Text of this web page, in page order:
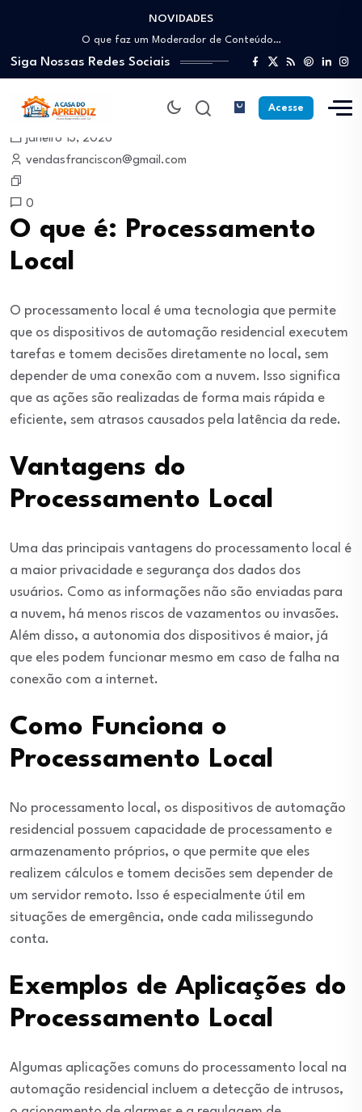
NOVIDADES
Como trabalhar como Estoquista: O guia para…
O que faz um Moderador de Conteúdo…
Como ser um Afiliado de Sucesso trabalhando…
Como dar Aulas Particulares Online e viver…
Profissão Instalador Solar: Como entrar no mercado…
Como trabalhar como Estoquista: O guia para…
O que faz um Moderador de Conteúdo…
Como ser um Afiliado de Sucesso trabalhando…
Siga Nossas Redes Sociais
Acesse
janeiro 13, 2026
vendasfranciscon@gmail.com
0
O que é: Processamento
Local
O processamento local é uma tecnologia que permite
que os dispositivos de automação residencial executem
tarefas e tomem decisões diretamente no local, sem
depender de uma conexão com a nuvem. Isso significa
que as ações são realizadas de forma mais rápida e
eficiente, sem atrasos causados pela latência da rede.
Vantagens do
Processamento Local
Uma das principais vantagens do processamento local é
a maior privacidade e segurança dos dados dos
usuários. Como as informações não são enviadas para
a nuvem, há menos riscos de vazamentos ou invasões.
Além disso, a autonomia dos dispositivos é maior, já
que eles podem funcionar mesmo em caso de falha na
conexão com a internet.
Como Funciona o
Processamento Local
No processamento local, os dispositivos de automação
residencial possuem capacidade de processamento e
armazenamento próprios, o que permite que eles
realizem cálculos e tomem decisões sem depender de
um servidor remoto. Isso é especialmente útil em
situações de emergência, onde cada milissegundo
conta.
Exemplos de Aplicações do
Processamento Local
Algumas aplicações comuns do processamento local na
automação residencial incluem a detecção de intrusos,